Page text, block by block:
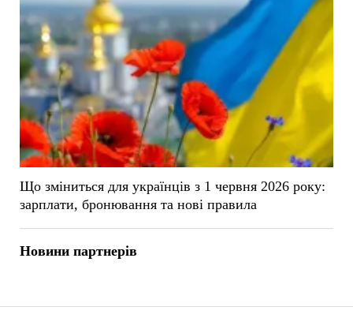
Що зміниться для українців з 1 червня 2026 року:
зарплати, бронювання та нові правила
Новини партнерів